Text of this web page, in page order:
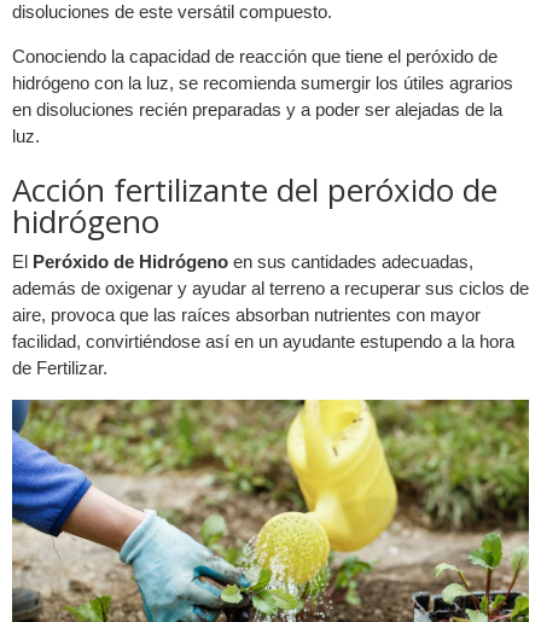
disoluciones de este versátil compuesto.
Conociendo la capacidad de reacción que tiene el peróxido de
hidrógeno con la luz, se recomienda sumergir los útiles agrarios
en disoluciones recién preparadas y a poder ser alejadas de la
luz.
Acción fertilizante del peróxido de
hidrógeno
El Peróxido de Hidrógeno en sus cantidades adecuadas,
además de oxigenar y ayudar al terreno a recuperar sus ciclos de
aire, provoca que las raíces absorban nutrientes con mayor
facilidad, convirtiéndose así en un ayudante estupendo a la hora
de Fertilizar.